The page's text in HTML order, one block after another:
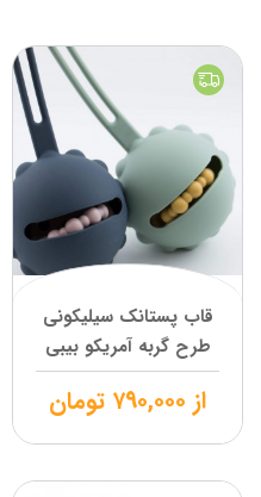
قاب پستانک سیلیکونی
طرح گربه آمریکو بیبی
از ۷۹۰,۰۰۰ تومان